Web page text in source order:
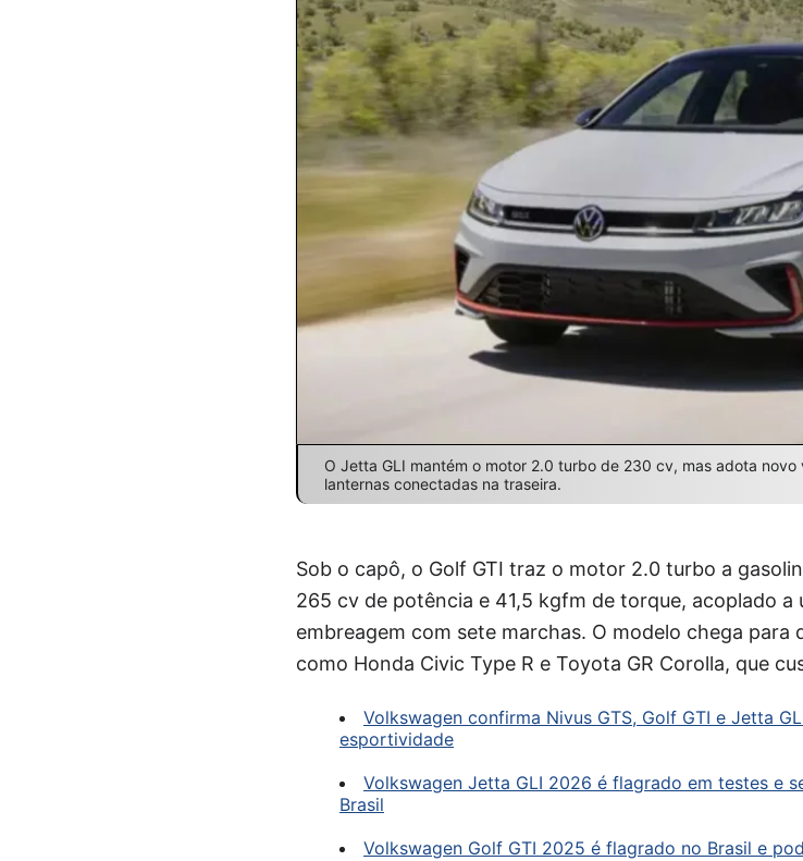
O Jetta GLI mantém o motor 2.0 turbo de 230 cv, mas adota novo
lanternas conectadas na traseira.
Sob o capô, o Golf GTI traz o motor 2.0 turbo a
265 cv de potência e 41,5 kgfm de torque, acoplado
embreagem com sete marchas. O modelo chega
como Honda Civic Type R e Toyota GR Corolla, que
Volkswagen confirma Nivus GTS, Golf GTI e Jetta
esportividade
Volkswagen Jetta GLI 2026 é flagrado em testes e
Brasil
Volkswagen Golf GTI 2025 é flagrado no Brasil e